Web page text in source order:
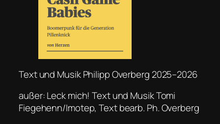
Text und Musik Philipp Overberg 2025–2026
außer: Leck mich! Text und Musik Tomi
Fiegehenn/Imotep, Text bearb. Ph. Overberg